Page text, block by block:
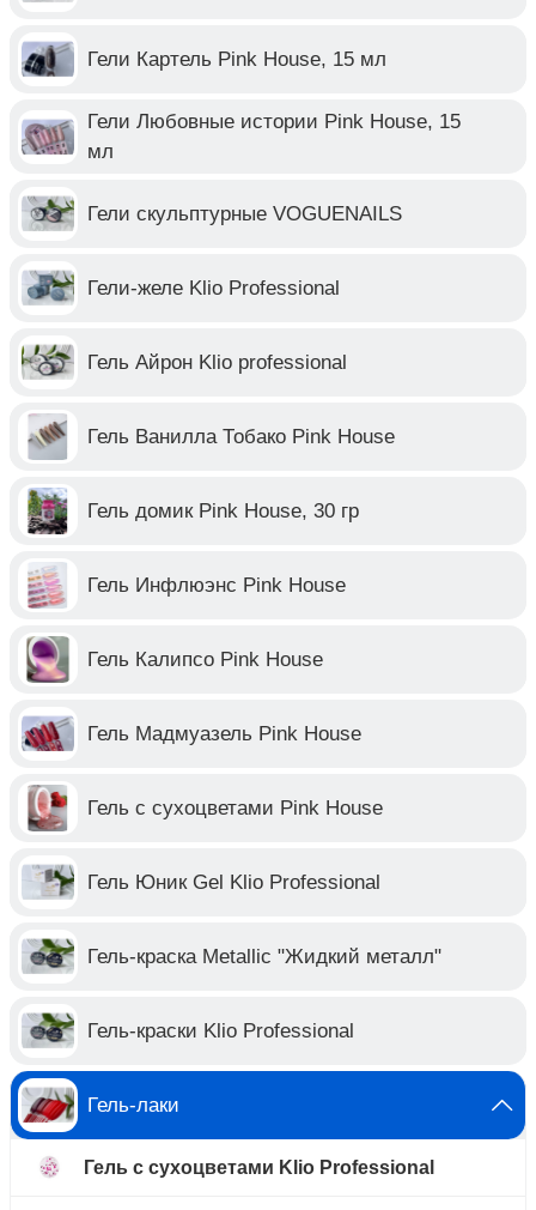
Гели Картель Pink House, 15 мл
Гели Любовные истории Pink House, 15
мл
Гели скульптурные VOGUENAILS
Гели-желе Klio Professional
Гель Айрон Klio professional
Гель Ванилла Тобако Pink House
Гель домик Pink House, 30 гр
Гель Инфлюэнс Pink House
Гель Калипсо Pink House
Гель Мадмуазель Pink House
Гель с сухоцветами Pink House
Гель Юник Gel Klio Professional
Гель-краска Metallic "Жидкий металл"
Гель-краски Klio Professional
Гель-лаки
Гель с сухоцветами Klio Professional